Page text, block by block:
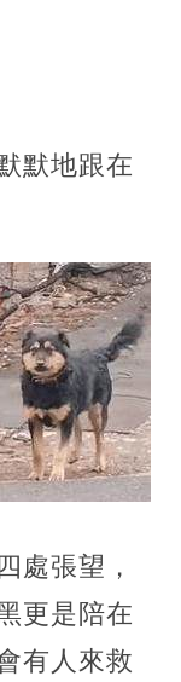
默地跟在
處張望，
更是陪在
有人來救